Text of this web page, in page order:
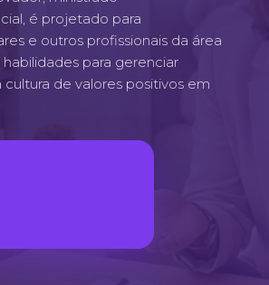
é projetado para
e outros profissionais da área
para gerenciar
de valores positivos em